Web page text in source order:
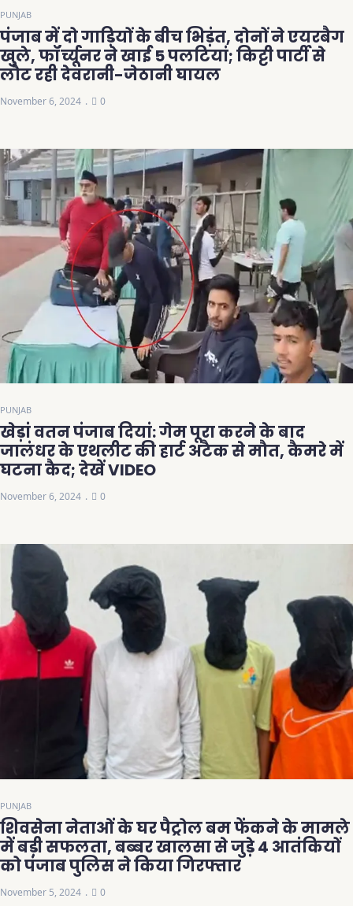
PUNJAB
पंजाब में दो गाड़ियों के बीच भिड़ंत, दोनों ने एयरबैग
खुले, फॉर्च्यूनर ने खाई 5 पलटियां; किट्टी पार्टी से
लौट रही देवरानी-जेठानी घायल
November 6, 2024 0
PUNJAB
खेड़ां वतन पंजाब दियां: गेम पूरा करने के बाद
जालंधर के एथलीट की हार्ट अटैक से मौत, कैमरे में
घटना कैद; देखें VIDEO
November 6, 2024 0
PUNJAB
शिवसेना नेताओं के घर पैट्रोल बम फेंकने के मामले
में बड़ी सफलता, बब्बर खालसा से जुड़े 4 आतंकियों
को पंजाब पुलिस ने किया गिरफ्तार
November 5, 2024 0